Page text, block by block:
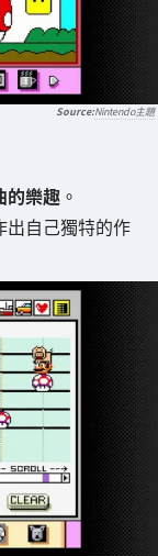
Nintendo主題
的樂趣 。
出自己獨特的作